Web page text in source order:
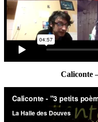
Caliconte